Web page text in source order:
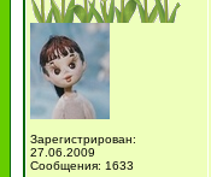
Зарегистрирован:
27.06.2009
Сообщения: 1633